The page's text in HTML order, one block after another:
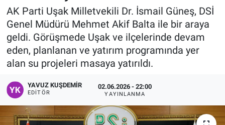
AK Parti Uşak Milletvekili Dr. İsmail Güneş, DSİ
Genel Müdürü Mehmet Akif Balta ile bir araya
geldi. Görüşmede Uşak ve ilçelerinde devam
eden, planlanan ve yatırım programında yer
alan su projeleri masaya yatırıldı.
YAVUZ KUŞDEMIR
EDITÖR
02.06.2026 - 22:00
YAYINLANMA
Resmi İlanlar
Sağlık
Son Dakika
Spor
Uşak Haberleri